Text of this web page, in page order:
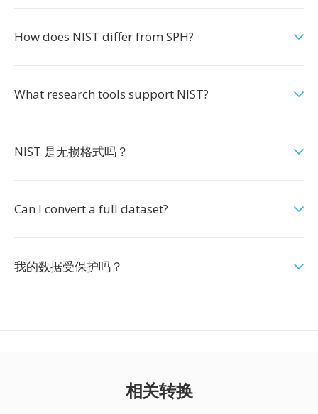
How does NIST differ from SPH?
What research tools support NIST?
NIST 是无损格式吗？
Can I convert a full dataset?
我的数据受保护吗？
相关转换